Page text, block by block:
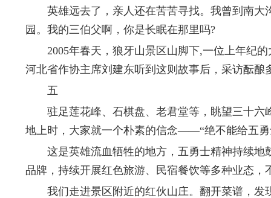
英雄远去了，亲人还在苦苦寻找。我曾到南大
园。我的三伯父啊，你是长眠在那里吗?
2005年春天，狼牙山景区山脚下,一位上年纪的
河北省作协主席刘建东听到这则故事后，采访酝
五
驻足莲花峰、石棋盘、老君堂等，眺望三十六
地上时，大家就一个朴素的信念——“绝不能给五勇
这是英雄流血牺牲的地方，五勇士精神持续地
品牌，持续开展红色旅游、民宿餐饮等多种业态
我们走进景区附近的红伙山庄。翻开菜谱，发